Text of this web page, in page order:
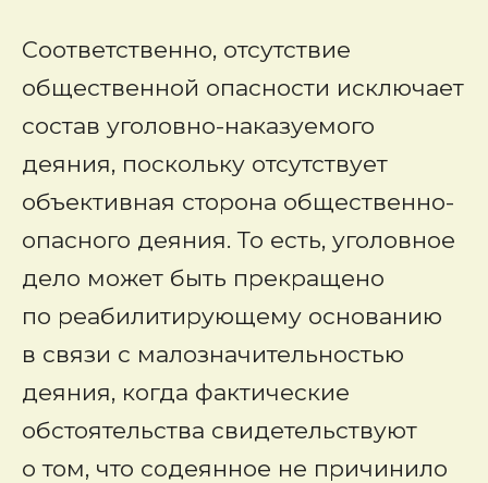
Соответственно, отсутствие
общественной опасности исключает
состав уголовно-наказуемого
деяния, поскольку отсутствует
объективная сторона общественно-
опасного деяния. То есть, уголовное
дело может быть прекращено
по реабилитирующему основанию
в связи с малозначительностью
деяния, когда фактические
обстоятельства свидетельствуют
о том, что содеянное не причинило